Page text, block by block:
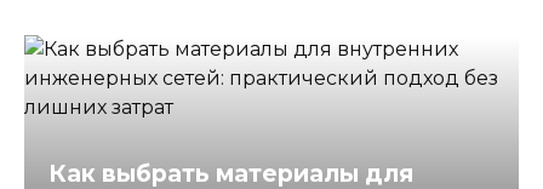
Как выбрать материалы для